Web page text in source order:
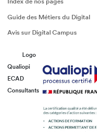
Guide des Métiers du Digital
Avis sur Digital Campus
Logo
Qualiopi
ECAD
Consultants